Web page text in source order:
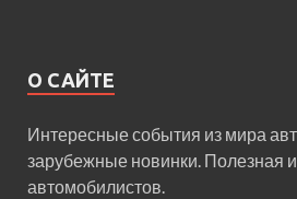
О САЙТЕ
Интересные события из мира
зарубежные новинки. Полезная
автомобилистов.